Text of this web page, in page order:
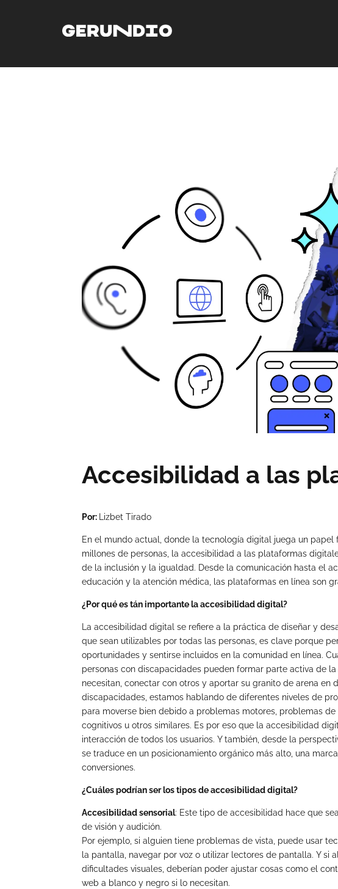
Accesibilidad a las
Por: Lizbet Tirado
En el mundo actual, donde la tecnología digital juega un
millones de personas, la accesibilidad a las plataformas
de la inclusión y la igualdad. Desde la comunicación hasta el
educación y la atención médica, las plataformas en línea son
¿Por qué es tán importante la accesibilidad digital?
La accesibilidad digital se refiere a la práctica de diseñar y
que sean utilizables por todas las personas, es clave porque
oportunidades y sentirse incluidos en la comunidad en línea.
personas con discapacidades pueden formar parte activa de
necesitan, conectar con otros y aportar su granito de arena en
discapacidades, estamos hablando de diferentes niveles de
para moverse bien debido a problemas motores, problemas
cognitivos u otros similares. Es por eso que la accesibilidad
interacción de todos los usuarios. Y también, desde la
se traduce en un posicionamiento orgánico más alto, una
conversiones.
¿Cuáles podrían ser los tipos de accesibilidad digital?
Accesibilidad sensorial: Este tipo de accesibilidad hace que
de visión y audición.
Por ejemplo, si alguien tiene problemas de vista, puede usar
la pantalla, navegar por voz o utilizar lectores de pantalla. Y si
dificultades visuales, deberían poder ajustar cosas como el
web a blanco y negro si lo necesitan.